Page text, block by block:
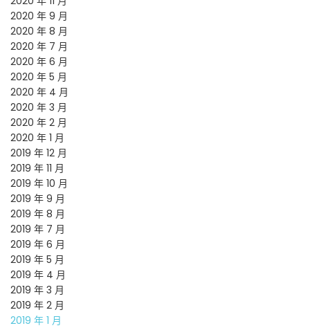
2020 年 9 月
2020 年 8 月
2020 年 7 月
2020 年 6 月
2020 年 5 月
2020 年 4 月
2020 年 3 月
2020 年 2 月
2020 年 1 月
2019 年 12 月
2019 年 11 月
2019 年 10 月
2019 年 9 月
2019 年 8 月
2019 年 7 月
2019 年 6 月
2019 年 5 月
2019 年 4 月
2019 年 3 月
2019 年 2 月
2019 年 1 月